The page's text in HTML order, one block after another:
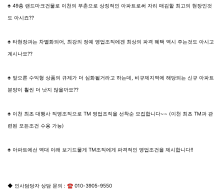
♣ 49층 랜드마크건물로 이천의 부촌으로 상징적인 아파트로써 자리 매김할 최고의 현장인것
도 아시죠??
♣ 타현장과는 차별화되어, 최강의 정예 영업조직에겐 최상의 파격 혜택 역시 주는것도 아시고
계시나요??
♣ 앞으론 수익형 상품의 규제가 더 심화될거라고 하는데, 비규제지역에 해당되는 신규 아파트
분양이 훨씬 더 낫지 않을까요??
♣ 이천 최초 대행사 직영조직으로 TM 영업조직을 선착순 모집합니다~~ (이천 최초 TM과 관
련된 모든조건 수용 가능)
♣ 아파트에선 역대 이래 보기드물게 TM조직에게 파격적인 영업조건을 제시합니다!!
◆ 인사담당자 상담 문의 : ☎ 010-3905-9550